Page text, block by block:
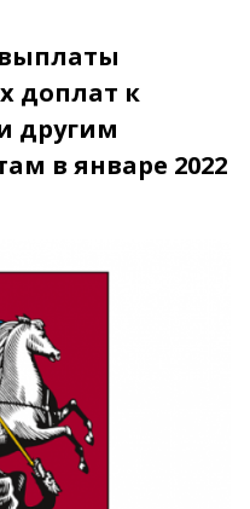
доплат к
другим
в январе 2022